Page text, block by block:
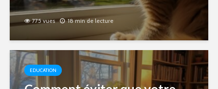
775 vues 18 min de lecture
EDUCATION